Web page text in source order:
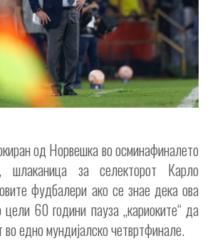
од Норвешка во осминафиналето
за селекторот Карло
фудбалери ако се знае дека ова
60 години пауза „кариоките“ да
во едно мундијалско четвртфинале.